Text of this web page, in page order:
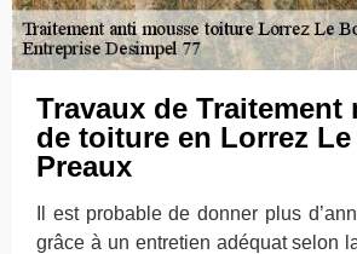
Travaux de Traitement
de toiture en Lorrez
Preaux
Il est probable de donner plus
grâce à un entretien adéquat selon